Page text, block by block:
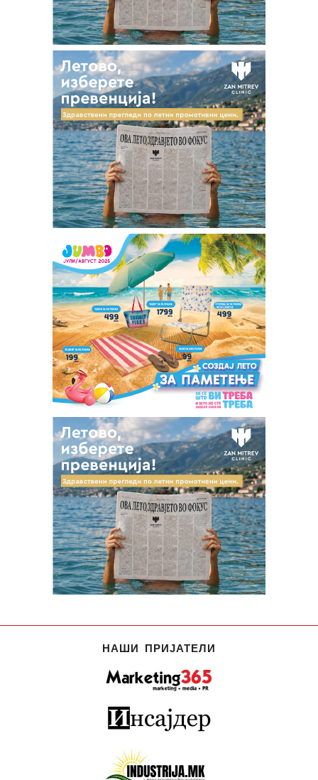
НАШИ ПРИЈАТЕЛИ